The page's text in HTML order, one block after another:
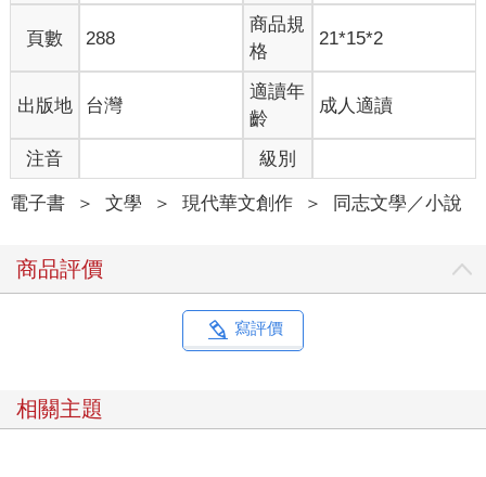
口吻說道：「妳不該在這。」
蕭黎暄並不意外魏瀾見到自己的第一句話，不是驚訝，而是命
蕭黎暄挺直背脊，上身前傾，單手支著下顎，一雙美麗的杏眼直
直地看著魏瀾。
「我出現在這，對妳而言很困擾嗎？」
蕭黎暄一向擅長問Ａ答Ｂ，這幾年來魏瀾領教過不少次，但沒有
一次如現下令她如此不悅。魏瀾向後靠著舒適的沙發椅背，雙手
抱臂，神情冷涼。
以為是自己看錯了。
或許蕭黎暄擅長問Ａ答Ｂ，讓人氣不過，但魏瀾的直言直面，有
時更加傷人。過去蕭黎暄不曾在魏瀾面前表現過脆弱，現在更不
「──能有我代替表哥出席相親，也算是相當禮遇妳了，艾偌總經
頁數 288
商品規
格
21*15*2
出版地 台灣
適讀年
齡
成人適讀
注音 級別
電子書 ＞ 文學 ＞ 現代華文創作 ＞ 同志文學／小說
商品評價
寫評價
相關主題